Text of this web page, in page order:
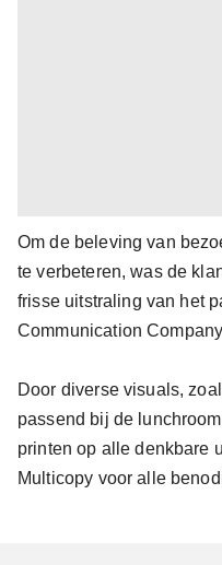
Om de beleving van
te verbeteren, was de
frisse uitstraling van het
Communication
Door diverse visuals,
passend bij de
printen op alle denkbare
Multicopy voor alle